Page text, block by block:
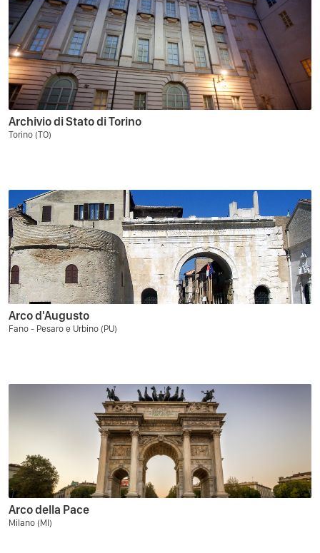
Archivio di Stato di Torino
Torino (TO)
Arco d'Augusto
Fano - Pesaro e Urbino (PU)
Arco della Pace
Milano (MI)